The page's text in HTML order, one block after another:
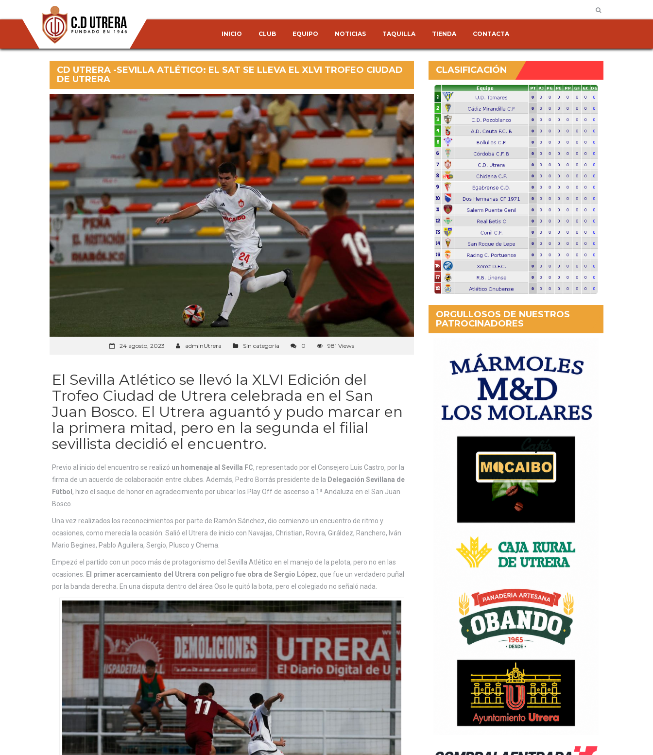
INICIO CLUB EQUIPO NOTICIAS TAQUILLA TIENDA CONTACTA
CD UTRERA -SEVILLA ATLÉTICO: EL SAT SE LLEVA EL XLVI TROFEO CIUDAD
DE UTRERA
24 agosto, 2023 adminUtrera Sin categoría 0 981 Views
El Sevilla Atlético se llevó la XLVI Edición del
Trofeo Ciudad de Utrera celebrada en el San
Juan Bosco. El Utrera aguantó y pudo marcar en
la primera mitad, pero en la segunda el filial
sevillista decidió el encuentro.
Previo al inicio del encuentro se realizó un homenaje al Sevilla FC, representado por el Consejero Luis Castro, por la
firma de un acuerdo de colaboración entre clubes. Además, Pedro Borrás presidente de la Delegación Sevillana de
Fútbol , hizo el saque de honor en agradecimiento por ubicar los Play Off de ascenso a 1ª Andaluza en el San Juan
Bosco.
Una vez realizados los reconocimientos por parte de Ramón Sánchez, dio comienzo un encuentro de ritmo y
ocasiones, como merecía la ocasión. Salió el Utrera de inicio con Navajas, Christian, Rovira, Giráldez, Ranchero, Iván
Mario Begines, Pablo Aguilera, Sergio, Plusco y Chema.
Empezó el partido con un poco más de protagonismo del Sevilla Atlético en el manejo de la pelota, pero no en las
ocasiones. El primer acercamiento del Utrera con peligro fue obra de Sergio López, que fue un verdadero puñal
por la banda derecha. En una disputa dentro del área Oso le quitó la bota, pero el colegiado no señaló nada.
CLASIFICACIÓN
ORGULLOSOS DE NUESTROS
PATROCINADORES